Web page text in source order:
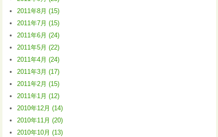
2011年8月 (15)
2011年7月 (15)
2011年6月 (24)
2011年5月 (22)
2011年4月 (24)
2011年3月 (17)
2011年2月 (15)
2011年1月 (12)
2010年12月 (14)
2010年11月 (20)
2010年10月 (13)